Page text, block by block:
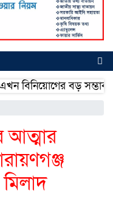
বড় সম্ভাবনা,
আত্মার